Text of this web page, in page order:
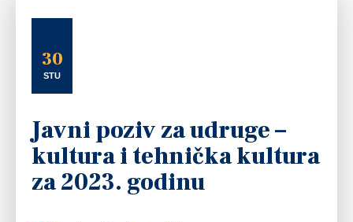
30
STU
Javni poziv za udruge –
kultura i tehnička kultura
za 2023. godinu